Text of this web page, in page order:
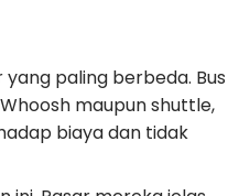
paling berbeda. Bus
maupun shuttle,
biaya dan tidak